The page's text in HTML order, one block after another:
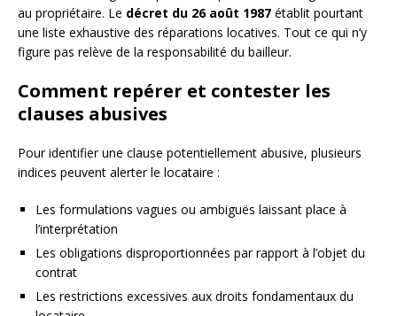
au propriétaire. Le décret du 26 août 1987 établit pourtant
une liste exhaustive des réparations locatives. Tout ce qui n’y
figure pas relève de la responsabilité du bailleur.
Comment repérer et contester les
clauses abusives
Pour identifier une clause potentiellement abusive, plusieurs
indices peuvent alerter le locataire :
Les formulations vagues ou ambiguës laissant place à
l’interprétation
Les obligations disproportionnées par rapport à l’objet du
contrat
Les restrictions excessives aux droits fondamentaux du